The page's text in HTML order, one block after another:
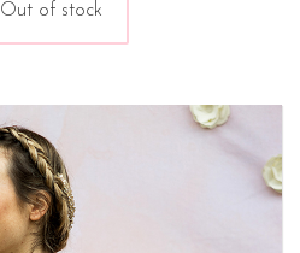
Out of stock